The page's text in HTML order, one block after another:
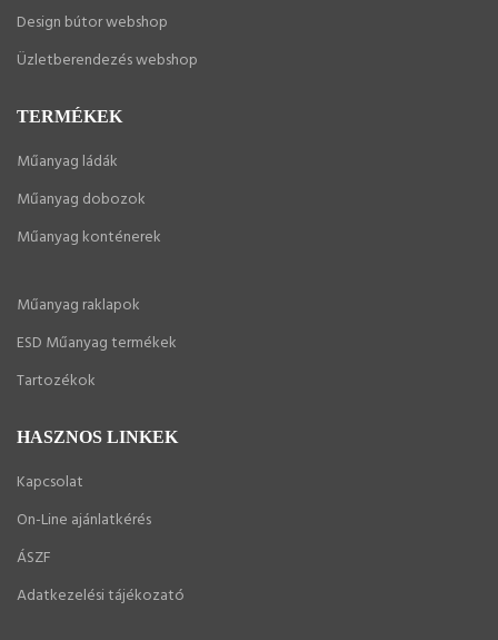
Design bútor webshop
Üzletberendezés webshop
TERMÉKEK
Műanyag ládák
Műanyag dobozok
Műanyag konténerek
Műanyag raklapok
ESD Műanyag termékek
Tartozékok
HASZNOS LINKEK
Kapcsolat
On-Line ajánlatkérés
ÁSZF
Adatkezelési tájékozató